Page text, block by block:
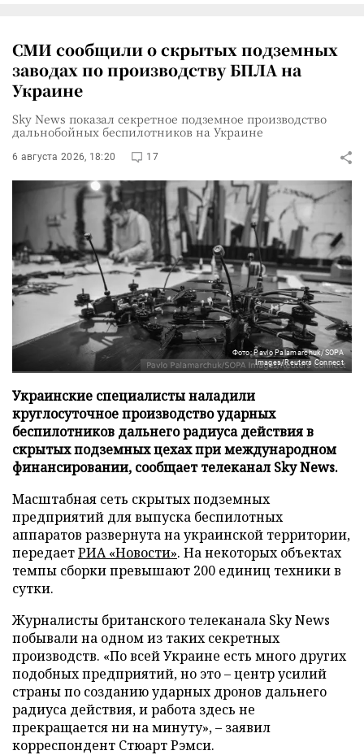
СМИ сообщили о скрытых подземных
заводах по производству БПЛА на
Украине
Sky News показал секретное подземное производство
дальнобойных беспилотников на Украине
6 августа 2026, 18:20 17
Фото: Pavlo Palamarchuk/SOPA
Images/Reuters Connect
Украинские специалисты наладили
круглосуточное производство ударных
беспилотников дальнего радиуса действия в
скрытых подземных цехах при международном
финансировании, сообщает телеканал Sky News.
Масштабная сеть скрытых подземных
предприятий для выпуска беспилотных
аппаратов развернута на украинской территории,
передаетРИА «Новости». На некоторых объектах
темпы сборки превышают 200 единиц техники в
сутки.
Журналисты британского телеканала Sky News
побывали на одном из таких секретных
производств. «По всей Украине есть много других
подобных предприятий, но это – центр усилий
страны по созданию ударных дронов дальнего
радиуса действия, и работа здесь не
прекращается ни на минуту», – заявил
корреспондент Стюарт Рэмси.